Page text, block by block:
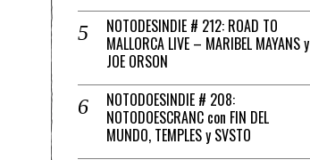
NOTODESINDIE # 212: ROAD TO
MALLORCA LIVE – MARIBEL MAYANS y
JOE ORSON
NOTODOESINDIE # 208:
NOTODOESCRANC con FIN DEL
MUNDO, TEMPLES y SVSTO